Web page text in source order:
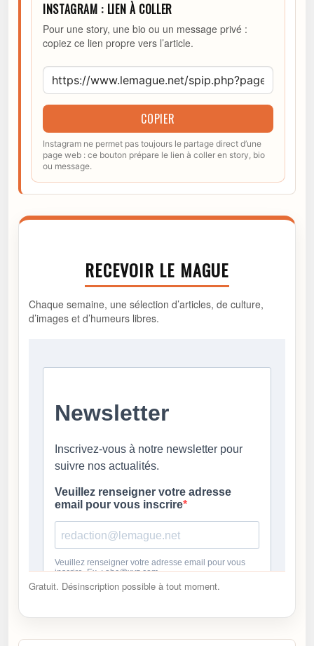
INSTAGRAM : LIEN À COLLER
Pour une story, une bio ou un message privé :
copiez ce lien propre vers l’article.
COPIER
Instagram ne permet pas toujours le partage direct d’une
page web : ce bouton prépare le lien à coller en story, bio
ou message.
RECEVOIR LE MAGUE
Chaque semaine, une sélection d’articles, de culture,
d’images et d’humeurs libres.
Gratuit. Désinscription possible à tout moment.